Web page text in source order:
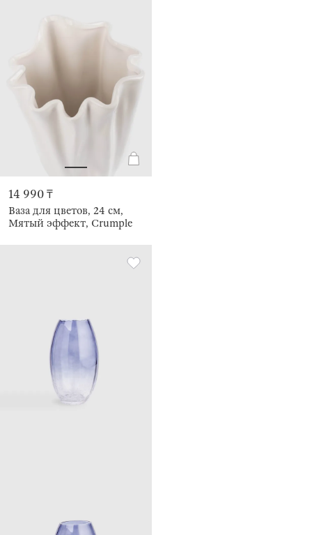
14 990 ₸
Ваза для цветов, 24 см,
Мятый эффект, Crumple